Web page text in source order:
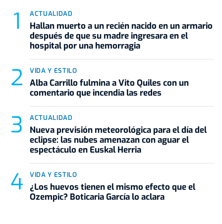
ACTUALIDAD
Hallan muerto a un recién nacido en un armario
después de que su madre ingresara en el
hospital por una hemorragia
VIDA Y ESTILO
Alba Carrillo fulmina a Vito Quiles con un
comentario que incendia las redes
ACTUALIDAD
Nueva previsión meteorológica para el día del
eclipse: las nubes amenazan con aguar el
espectáculo en Euskal Herria
VIDA Y ESTILO
¿Los huevos tienen el mismo efecto que el
Ozempic? Boticaria García lo aclara